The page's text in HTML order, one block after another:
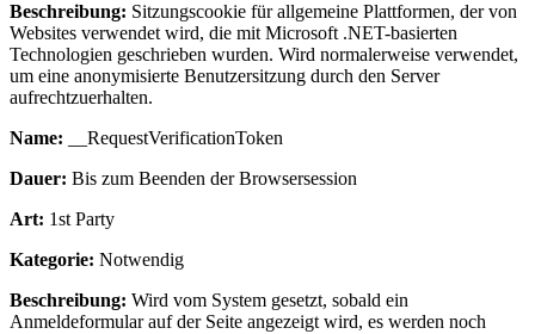
Beschreibung: Sitzungscookie für allgemeine Plattformen, der von
Websites verwendet wird, die mit Microsoft .NET-basierten
Technologien geschrieben wurden. Wird normalerweise verwendet,
um eine anonymisierte Benutzersitzung durch den Server
aufrechtzuerhalten.
Name: __RequestVerificationToken
Dauer: Bis zum Beenden der Browsersession
Art: 1st Party
Kategorie: Notwendig
Beschreibung: Wird vom System gesetzt, sobald ein
Anmeldeformular auf der Seite angezeigt wird, es werden noch